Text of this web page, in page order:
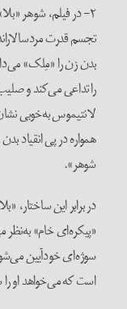
۲- در فیلم، شوهر
تجسم قدرت
بدن زن را «مِلک»
را تداعی می‌کند و
لانتیموس به‌خوبی
همواره در پی انقیاد
شوهر».
در برابر این ساختار،
«پیکره‌ای خام» به‌نظر
سوژه‌ای خودآیین
است که می‌خواهد او